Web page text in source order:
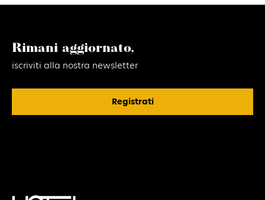
Rimani aggiornato,
iscriviti alla nostra newsletter
Registrati